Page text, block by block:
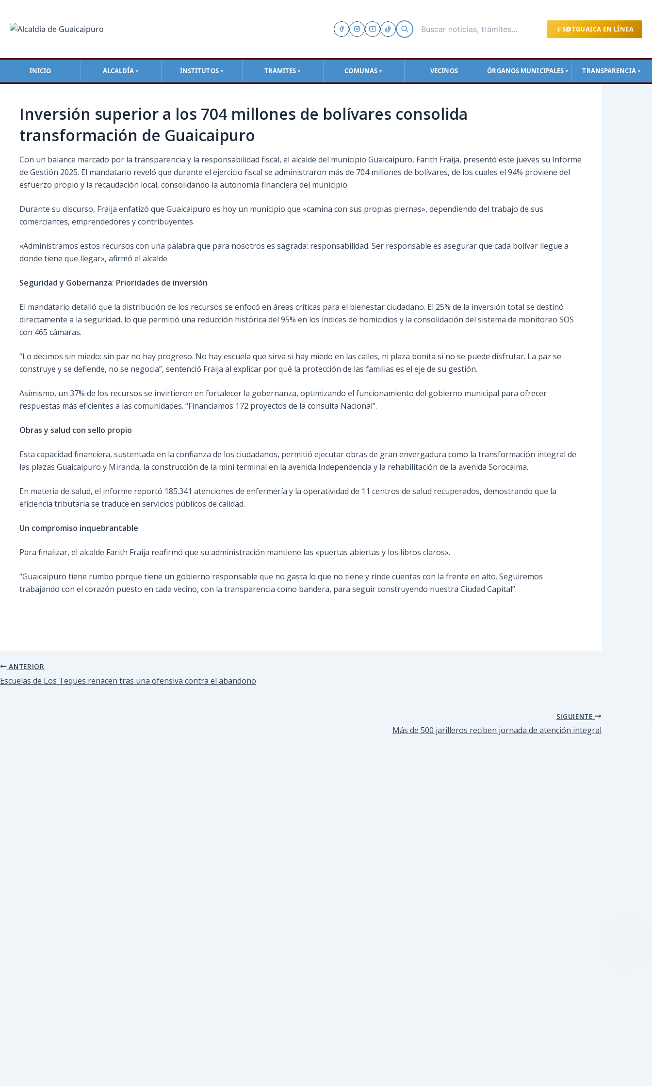
S@TGUAICA EN LÍNEA
INICIO ALCALDÍA ▼ INSTITUTOS ▼ TRAMITES ▼ COMUNAS ▼ VECINOS ÓRGANOS MUNICIPALES ▼ TRANSPARENCIA ▼
contenido
Inversión superior a los 704 millones de bolívares consolida
transformación de Guaicaipuro
Con un balance marcado por la transparencia y la responsabilidad fiscal, el alcalde del municipio Guaicaipuro, Farith Fraija, presentó este jueves su Informe
de Gestión 2025. El mandatario reveló que durante el ejercicio fiscal se administraron más de 704 millones de bolívares, de los cuales el 94% proviene del
esfuerzo propio y la recaudación local, consolidando la autonomía financiera del municipio.
Durante su discurso, Fraija enfatizó que Guaicaipuro es hoy un municipio que «camina con sus propias piernas», dependiendo del trabajo de sus
comerciantes, emprendedores y contribuyentes.
«Administramos estos recursos con una palabra que para nosotros es sagrada: responsabilidad. Ser responsable es asegurar que cada bolívar llegue a
donde tiene que llegar», afirmó el alcalde.
Seguridad y Gobernanza: Prioridades de inversión
El mandatario detalló que la distribución de los recursos se enfocó en áreas críticas para el bienestar ciudadano. El 25% de la inversión total se destinó
directamente a la seguridad, lo que permitió una reducción histórica del 95% en los índices de homicidios y la consolidación del sistema de monitoreo SOS
con 465 cámaras.
“Lo decimos sin miedo: sin paz no hay progreso. No hay escuela que sirva si hay miedo en las calles, ni plaza bonita si no se puede disfrutar. La paz se
construye y se defiende, no se negocia”, sentenció Fraija al explicar por qué la protección de las familias es el eje de su gestión.
Asimismo, un 37% de los recursos se invirtieron en fortalecer la gobernanza, optimizando el funcionamiento del gobierno municipal para ofrecer
respuestas más eficientes a las comunidades. “Financiamos 172 proyectos de la consulta Nacional”.
Obras y salud con sello propio
Esta capacidad financiera, sustentada en la confianza de los ciudadanos, permitió ejecutar obras de gran envergadura como la transformación integral de
las plazas Guaicaipuro y Miranda, la construcción de la mini terminal en la avenida Independencia y la rehabilitación de la avenida Sorocaima.
En materia de salud, el informe reportó 185.341 atenciones de enfermería y la operatividad de 11 centros de salud recuperados, demostrando que la
eficiencia tributaria se traduce en servicios públicos de calidad.
Un compromiso inquebrantable
Para finalizar, el alcalde Farith Fraija reafirmó que su administración mantiene las «puertas abiertas y los libros claros».
“Guaicaipuro tiene rumbo porque tiene un gobierno responsable que no gasta lo que no tiene y rinde cuentas con la frente en alto. Seguiremos
trabajando con el corazón puesto en cada vecino, con la transparencia como bandera, para seguir construyendo nuestra Ciudad Capital”.
entradas
ANTERIOR
Escuelas de Los Teques renacen tras una ofensiva contra el abandono
SIGUIENTE
Más de 500 jarilleros reciben jornada de atención integral